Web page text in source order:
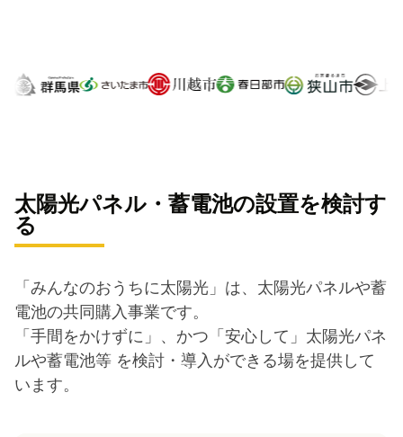
太陽光パネル・蓄電池の設置を検討す
る
「みんなのおうちに太陽光」は、太陽光パネルや蓄
電池の共同購入事業です。
「手間をかけずに」、かつ「安心して」太陽光パネ
ルや蓄電池等 を検討・導入ができる場を提供して
います。